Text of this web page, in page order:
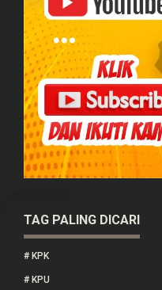
TAG PALING DICARI
# KPK
# KPU